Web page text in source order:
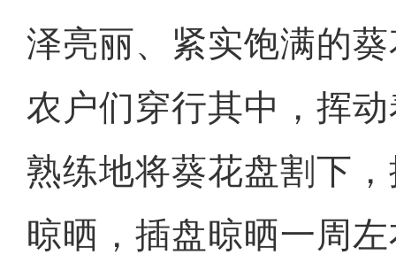
泽亮丽、紧实饱满的
农户们穿行其中，挥
熟练地将葵花盘割下
晾晒，插盘晾晒一周